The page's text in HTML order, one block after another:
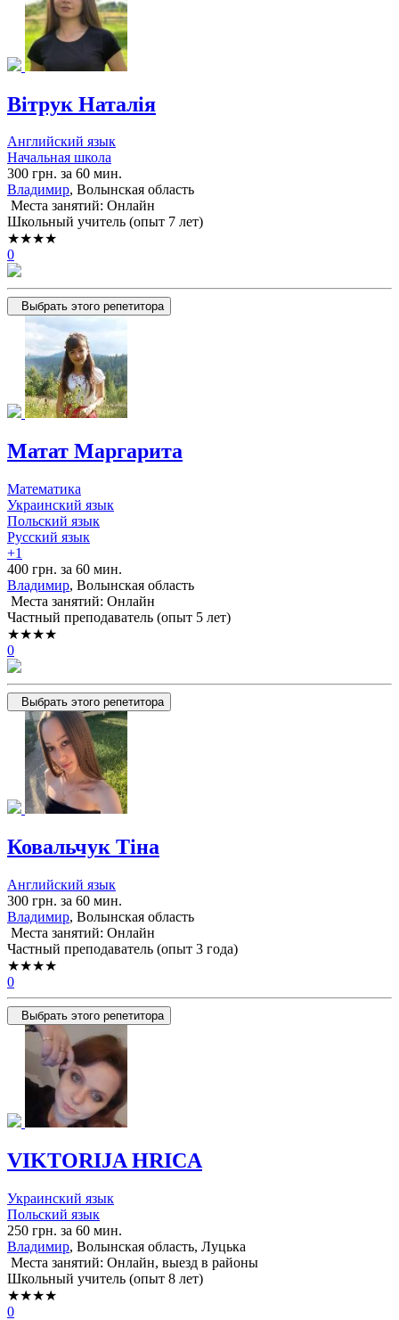
Вітрук Наталія
Английский язык
Начальная школа
300 грн. за 60 мин.
Владимир, Волынская область
Места занятий: Онлайн
Школьный учитель (опыт 7 лет)
★★★★
0
Выбрать этого репетитора
Матат Маргарита
Математика
Украинский язык
Польский язык
Русский язык
+1
400 грн. за 60 мин.
Владимир, Волынская область
Места занятий: Онлайн
Частный преподаватель (опыт 5 лет)
★★★★
0
Выбрать этого репетитора
Ковальчук Тіна
Английский язык
300 грн. за 60 мин.
Владимир, Волынская область
Места занятий: Онлайн
Частный преподаватель (опыт 3 года)
★★★★
0
Выбрать этого репетитора
VIKTORIJA HRICA
Украинский язык
Польский язык
250 грн. за 60 мин.
Владимир, Волынская область, Луцька
Места занятий: Онлайн, выезд в районы
Школьный учитель (опыт 8 лет)
★★★★
0